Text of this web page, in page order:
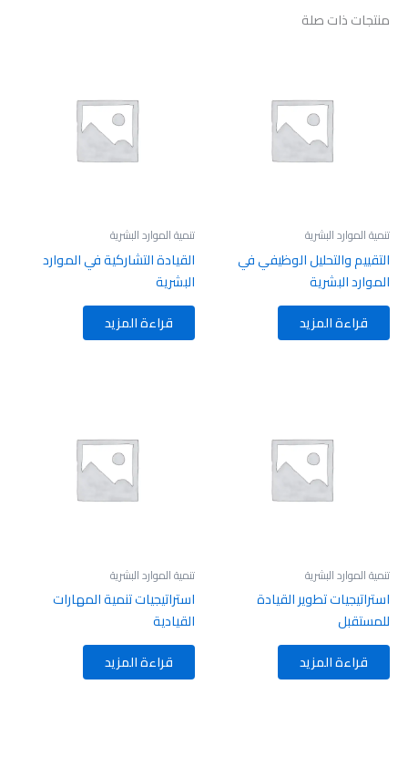
منتجات ذات صلة
تنمية الموارد البشرية
التقييم والتحليل الوظيفي في
الموارد البشرية
قراءة المزيد
تنمية الموارد البشرية
القيادة التشاركية في الموارد
البشرية
قراءة المزيد
تنمية الموارد البشرية
استراتيجيات تطوير القيادة
للمستقبل
قراءة المزيد
تنمية الموارد البشرية
استراتيجيات تنمية المهارات
القيادية
قراءة المزيد